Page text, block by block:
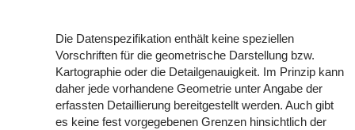
Die Datenspezifikation enthält keine speziellen
Vorschriften für die geometrische Darstellung bzw.
Kartographie oder die Detailgenauigkeit. Im Prinzip kann
daher jede vorhandene Geometrie unter Angabe der
erfassten Detaillierung bereitgestellt werden. Auch gibt
es keine fest vorgegebenen Grenzen hinsichtlich der